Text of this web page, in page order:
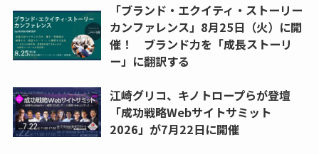
「ブランド・エクイティ・ストーリー
カンファレンス」8月25日（火）に開
催！ ブランド力を「成長ストーリ
ー」に翻訳する
江崎グリコ、キノトロープらが登壇
「成功戦略Webサイトサミット
2026」が7月22日に開催